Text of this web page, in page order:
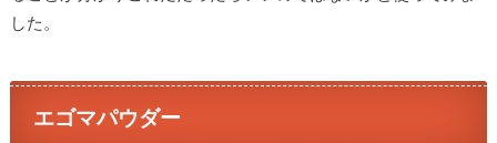
した。
エゴマパウダー